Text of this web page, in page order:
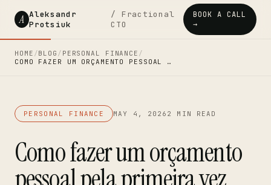
A Aleksandr
Protsiuk
/ Fractional
CTO
BOOK A CALL
→
HOME /BLOG / PERSONAL FINANCE /
COMO FAZER UM ORÇAMENTO PESSOAL …
PERSONAL FINANCE MAY 4, 2026 2 MIN READ
Como fazer um orçamento